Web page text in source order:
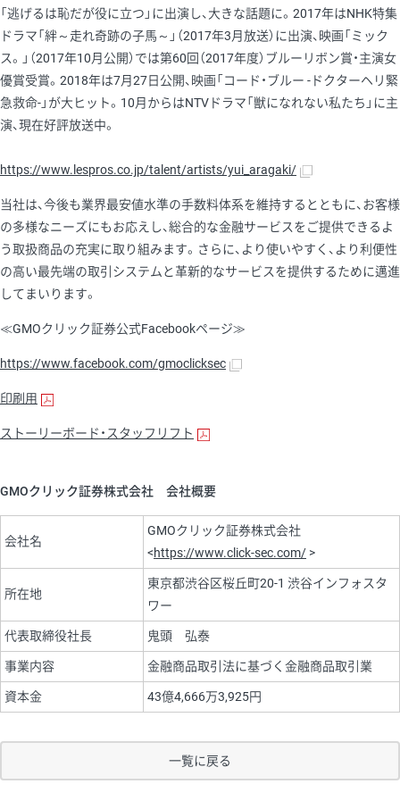
「逃げるは恥だが役に立つ」に出演し、大きな話題に。2017年はNHK特集
ドラマ「絆～走れ奇跡の子馬～」（2017年3月放送）に出演、映画「ミック
ス。」（2017年10月公開）では第60回（2017年度）ブルーリボン賞・主演女
優賞受賞。2018年は7月27日公開、映画「コード・ブルー -ドクターヘリ緊
急救命-」が大ヒット。10月からはNTVドラマ「獣になれない私たち」に主
演、現在好評放送中。
https://www.lespros.co.jp/talent/artists/yui_aragaki/
当社は、今後も業界最安値水準の手数料体系を維持するとともに、お客様
の多様なニーズにもお応えし、総合的な金融サービスをご提供できるよ
う取扱商品の充実に取り組みます。さらに、より使いやすく、より利便性
の高い最先端の取引システムと革新的なサービスを提供するために邁進
してまいります。
≪GMOクリック証券公式Facebookページ≫
https://www.facebook.com/gmoclicksec
印刷用
ストーリーボード・スタッフリフト
GMOクリック証券株式会社 会社概要
会社名
GMOクリック証券株式会社
<https://www.click-sec.com/ >
所在地
東京都渋谷区桜丘町20-1 渋谷インフォスタ
ワー
代表取締役社長 鬼頭 弘泰
事業内容 金融商品取引法に基づく金融商品取引業
資本金 43億4,666万3,925円
一覧に戻る